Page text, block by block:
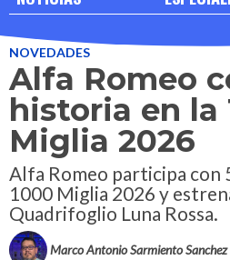
NOVEDADES
Alfa Romeo
historia en la
Miglia 2026
Alfa Romeo participa con
1000 Miglia 2026 y
Quadrifoglio Luna Rossa.
Marco Antonio Sarmiento Sanchez